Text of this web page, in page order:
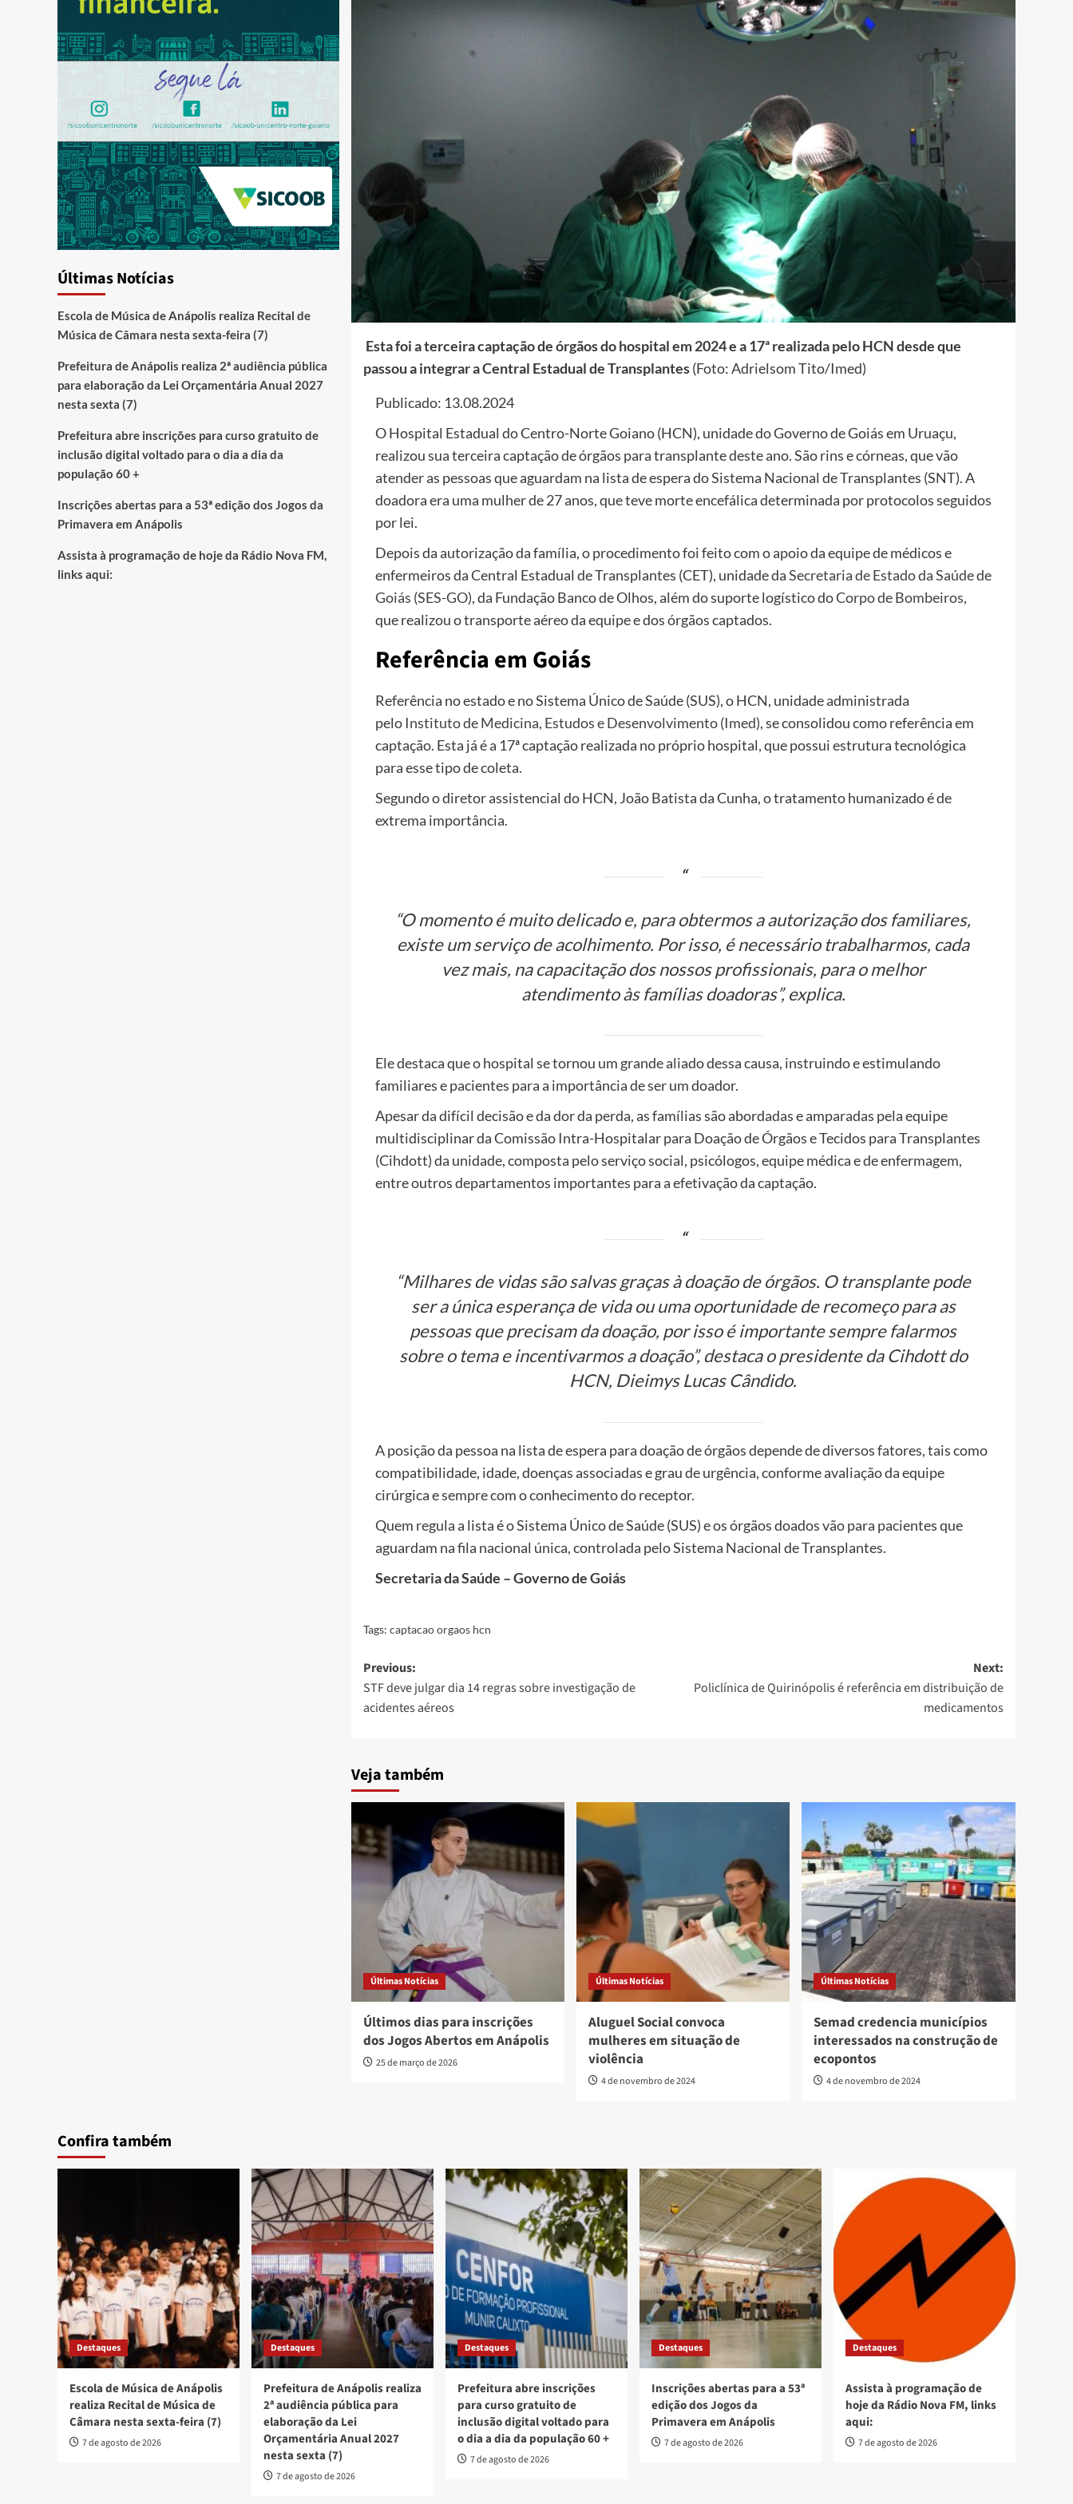
Esta foi a terceira captação de órgãos do hospital em 2024 e a 17ª realizada pelo HCN desde que
passou a integrar a Central Estadual de Transplantes(Foto: Adrielsom Tito/Imed)
Publicado: 13.08.2024
O Hospital Estadual do Centro-Norte Goiano (HCN), unidade do Governo de Goiás em Uruaçu,
realizou sua terceira captação de órgãos para transplante deste ano. São rins e córneas, que vão
atender as pessoas que aguardam na lista de espera do Sistema Nacional de Transplantes (SNT). A
doadora era uma mulher de 27 anos, que teve morte encefálica determinada por protocolos seguidos
por lei.
Depois da autorização da família, o procedimento foi feito com o apoio da equipe de médicos e
enfermeiros da Central Estadual de Transplantes (CET), unidade daSecretaria de Estado da Saúde de
Goiás (SES-GO), da Fundação Banco de Olhos, além do suporte logístico doCorpo de Bombeiros,
que realizou o transporte aéreo da equipe e dos órgãos captados.
Referência em Goiás
Referência no estado e no Sistema Único de Saúde (SUS), o HCN, unidade administrada
pelo Instituto de Medicina, Estudos e Desenvolvimento (Imed), se consolidou como referência em
captação. Esta já é a 17ª captação realizada no próprio hospital, que possui estrutura tecnológica
para esse tipo de coleta.
Segundo o diretor assistencial do HCN, João Batista da Cunha, o tratamento humanizado é de
extrema importância.
“O momento é muito delicado e, para obtermos a autorização dos familiares,
existe um serviço de acolhimento. Por isso, é necessário trabalharmos, cada
vez mais, na capacitação dos nossos profissionais, para o melhor
atendimento às famílias doadoras”, explica.
Ele destaca que o hospital se tornou um grande aliado dessa causa, instruindo e estimulando
familiares e pacientes para a importância de ser um doador.
Apesar da difícil decisão e da dor da perda, as famílias são abordadas e amparadas pela equipe
multidisciplinar da Comissão Intra-Hospitalar para Doação de Órgãos e Tecidos para Transplantes
(Cihdott) da unidade, composta pelo serviço social, psicólogos, equipe médica e de enfermagem,
entre outros departamentos importantes para a efetivação da captação.
“Milhares de vidas são salvas graças à doação de órgãos. O transplante pode
ser a única esperança de vida ou uma oportunidade de recomeço para as
pessoas que precisam da doação, por isso é importante sempre falarmos
sobre o tema e incentivarmos a doação”, destaca o presidente da Cihdott do
HCN, Dieimys Lucas Cândido.
A posição da pessoa na lista de espera para doação de órgãos depende de diversos fatores, tais como
compatibilidade, idade, doenças associadas e grau de urgência, conforme avaliação da equipe
cirúrgica e sempre com o conhecimento do receptor.
Quem regula a lista é o Sistema Único de Saúde (SUS) e os órgãos doados vão para pacientes que
aguardam na fila nacional única, controlada pelo Sistema Nacional de Transplantes.
Secretaria da Saúde – Governo de Goiás
Tags: captacao orgaos hcn
Post
navigation
Previous:
STF deve julgar dia 14 regras sobre investigação de
acidentes aéreos
Next:
Policlínica de Quirinópolis é referência em distribuição de
medicamentos
Veja também
Últimas Notícias
Últimos dias para inscrições
dos Jogos Abertos em Anápolis
25 de março de 2026
Últimas Notícias
Aluguel Social convoca
mulheres em situação de
violência
4 de novembro de 2024
Últimas Notícias
Semad credencia municípios
interessados na construção de
ecopontos
4 de novembro de 2024
Últimas Notícias
Escola de Música de Anápolis realiza Recital de
Música de Câmara nesta sexta-feira (7)
Prefeitura de Anápolis realiza 2ª audiência pública
para elaboração da Lei Orçamentária Anual 2027
nesta sexta (7)
Prefeitura abre inscrições para curso gratuito de
inclusão digital voltado para o dia a dia da
população 60 +
Inscrições abertas para a 53ª edição dos Jogos da
Primavera em Anápolis
Assista à programação de hoje da Rádio Nova FM,
links aqui:
Confira também
Destaques
Escola de Música de Anápolis
realiza Recital de Música de
Câmara nesta sexta-feira (7)
7 de agosto de 2026
Destaques
Prefeitura de Anápolis realiza
2ª audiência pública para
elaboração da Lei
Orçamentária Anual 2027
nesta sexta (7)
7 de agosto de 2026
Destaques
Prefeitura abre inscrições
para curso gratuito de
inclusão digital voltado para
o dia a dia da população 60 +
7 de agosto de 2026
Destaques
Inscrições abertas para a 53ª
edição dos Jogos da
Primavera em Anápolis
7 de agosto de 2026
Destaques
Assista à programação de
hoje da Rádio Nova FM, links
aqui:
7 de agosto de 2026